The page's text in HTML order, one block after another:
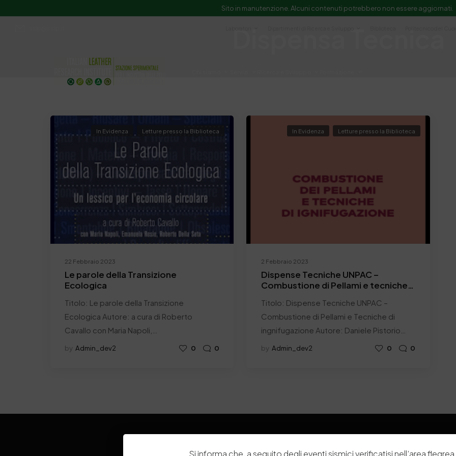
Sito in manutenzione. Alcuni contenuti potrebbero non essere aggiornati.
22 Febbraio 2023
In Evidenza Letture presso la Biblioteca
Le parole della Transizione
Ecologica
Titolo: Le parole della Transizione
Ecologica Autore: a cura di Roberto
Cavallo con Maria Napoli,…
by Admin_dev2 0 0
2 Febbraio 2023
In Evidenza Letture presso la Biblioteca
Dispense Tecniche UNPAC –
Combustione di Pellami e tecniche
Titolo: Dispense Tecniche UNPAC –
Combustione di Pellami e Tecniche di
ingnifugazione Autore: Daniele Pistorio…
by Admin_dev2 0 0
Si informa che, a seguito degli eventi sismici verificatisi nell’area flegrea